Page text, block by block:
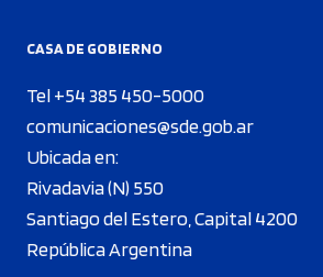
CASA DE GOBIERNO
Tel +54 385 450-5000
comunicaciones@sde.gob.ar
Ubicada en:
Rivadavia (N) 550
Santiago del Estero, Capital 4200
República Argentina